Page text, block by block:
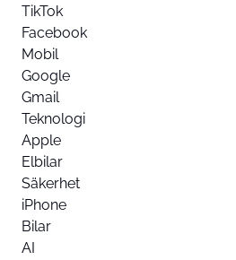
TikTok
Facebook
Mobil
Google
Gmail
Teknologi
Apple
Elbilar
Säkerhet
iPhone
Bilar
AI